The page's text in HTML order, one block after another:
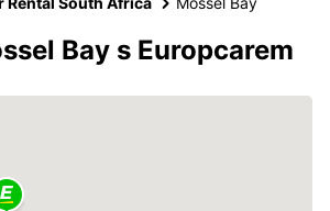
Bay s Europcarem